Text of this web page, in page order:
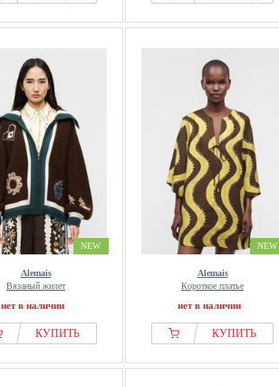
NEW
Alemais
Вязаный жилет
нет в наличии
КУПИТЬ
NEW
Alemais
Короткое платье
нет в наличии
КУПИТЬ